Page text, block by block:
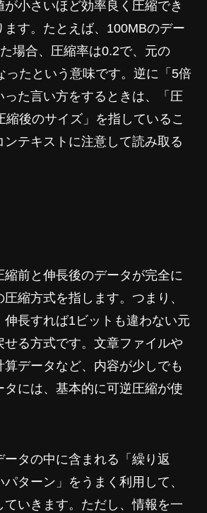
が小さいほど効率良く圧縮でき
ます。たとえば、100MBのデー
場合、圧縮率は0.2で、元の
ったという意味です。逆に「5倍
った言い方をするときは、「圧
縮後のサイズ」を指しているこ
ンテキストに注意して読み取る
縮前と伸長後のデータが完全に
縮方式を指します。つまり、
伸長すれば1ビットも違わない元
せる方式です。文章ファイルや
データなど、内容が少しでも
タには、基本的に可逆圧縮が使
タの中に含まれる「繰り返
ターン」をうまく利用して、
ていきます。ただし、情報を一